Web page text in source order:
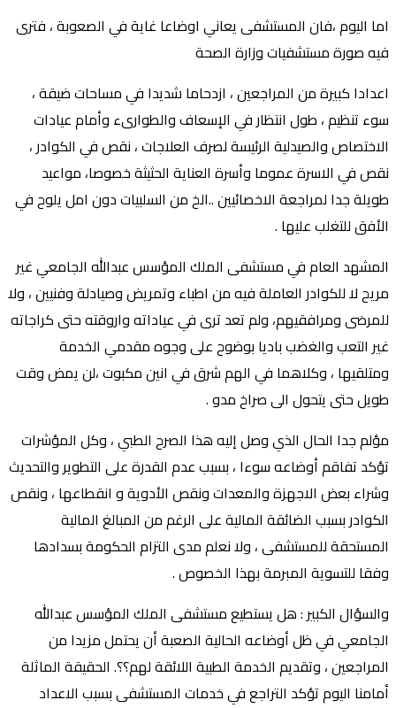
‏اما اليوم ،فان المستشفى يعاني اوضاعا غاية في الصعوبة ، فترى
فيه صورة مستشفيات وزارة الصحة
‏اعدادا كبيرة من المراجعين ، ازدحاما شديدا في مساحات ضيقة ،
سوء تنظيم ، طول انتظار في الإسعاف والطوارىء وأمام عيادات
الاختصاص والصيدلية الرئيسة لصرف العلاجات ، نقص في الكوادر ،
نقص في الاسرة عموما وأسرة العناية الحثيثة خصوصا، مواعيد
طويلة جدا لمراجعة الاخصائيين ..الخ من السلبيات دون امل يلوح في
الأفق للتغلب عليها .
‏المشهد العام في مستشفى الملك المؤسس عبدالله الجامعي غير
مريح لا للكوادر العاملة فيه من اطباء وتمريض وصيادلة وفنيين ، ولا
للمرضى ومرافقيهم، ولم تعد ترى في عياداته واروقته حتى كراجاته
غير التعب والغضب باديا بوضوح على وجوه مقدمي الخدمة
ومتلقيها ، وكلاهما في الهم شرق في انين مكبوت ،لن يمض وقت
طويل حتى يتحول الى صراخ مدو .
‏مؤلم جدا الحال الذي وصل إليه هذا الصرح الطبي ، وكل المؤشرات
تؤكد تفاقم أوضاعه سوءا ، بسبب عدم القدرة على التطوير والتحديث
وشراء بعض الاجهزة والمعدات ونقص الأدوية و انقطاعها ، ونقص
الكوادر بسبب الضائقة المالية على الرغم من المبالغ المالية
المستحقة للمستشفى ، ولا نعلم مدى التزام الحكومة بسدادها
وفقا للتسوية المبرمة بهذا الخصوص .
‏والسؤال الكبير : هل يستطيع مستشفى الملك المؤسس عبدالله
الجامعي في ظل أوضاعه الحالية الصعبة أن يحتمل مزيدا من
المراجعين ، وتقديم الخدمة الطبية اللائقة لهم؟؟. الحقيقة الماثلة
أمامنا اليوم تؤكد التراجع في خدمات المستشفى بسبب الاعداد